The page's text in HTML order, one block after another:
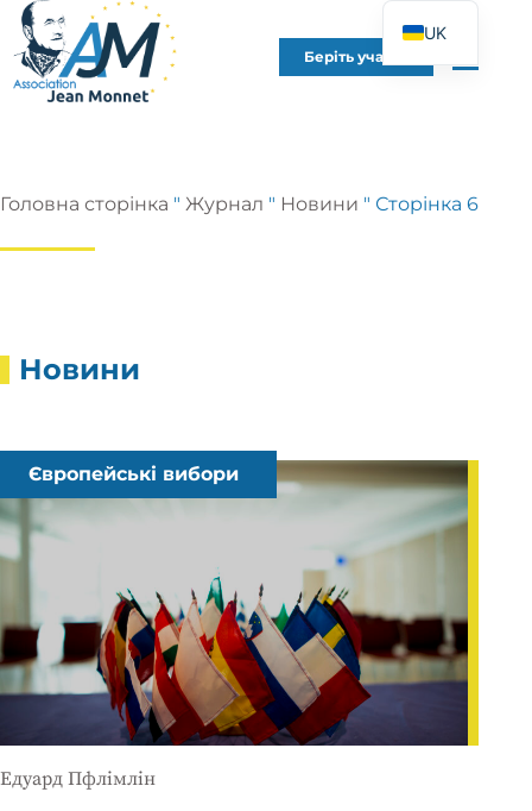
Беріть участь
Головна сторінка " Журнал " Новини " Сторінка 6
Новини
Європейські вибори
Едуард Пфлімлін
UK
FR